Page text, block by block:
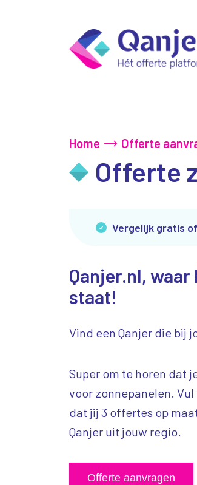
Home Offerte
Offerte
Vergelijk gratis
Qanjer.nl,
staat!
Vind een Qanjer die bij
Super om te horen dat
voor zonnepanelen.
dat jij 3 offertes op
Qanjer uit jouw regio.
Offerte aanvragen